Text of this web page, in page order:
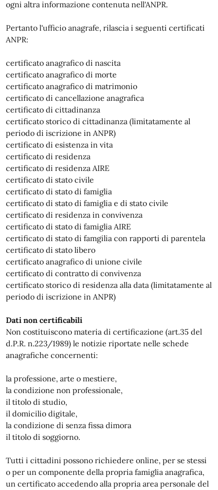
ogni altra informazione contenuta nell'ANPR.
Pertanto l'ufficio anagrafe, rilascia i seguenti certificati
ANPR:
certificato anagrafico di nascita
certificato anagrafico di morte
certificato anagrafico di matrimonio
certificato di cancellazione anagrafica
certificato di cittadinanza
certificato storico di cittadinanza (limitatamente al
periodo di iscrizione in ANPR)
certificato di esistenza in vita
certificato di residenza
certificato di residenza AIRE
certificato di stato civile
certificato di stato di famiglia
certificato di stato di famiglia e di stato civile
certificato di residenza in convivenza
certificato di stato di famiglia AIRE
certificato di stato di famgilia con rapporti di parentela
certificato di stato libero
certificato anagrafico di unione civile
certificato di contratto di convivenza
certificato storico di residenza alla data (limitatamente al
periodo di iscrizione in ANPR)
Dati non certificabili
Non costituiscono materia di certificazione (art.35 del
d.P.R. n.223/1989) le notizie riportate nelle schede
anagrafiche concernenti:
la professione, arte o mestiere,
la condizione non professionale,
il titolo di studio,
il domicilio digitale,
la condizione di senza fissa dimora
il titolo di soggiorno.
Tutti i cittadini possono richiedere online, per se stessi
o per un componente della propria famiglia anagrafica,
un certificato accedendo alla propria area personale del